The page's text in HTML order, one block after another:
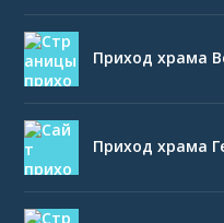
Приход храма
Приход храма